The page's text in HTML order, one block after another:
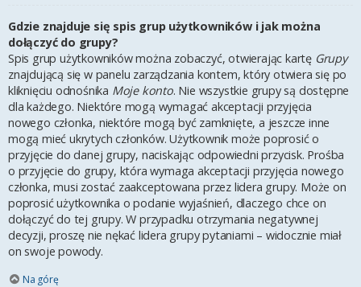
Gdzie znajduje się spis grup użytkowników i jak można
dołączyć do grupy?
Spis grup użytkowników można zobaczyć, otwierając kartę Grupy
znajdującą się w panelu zarządzania kontem, który otwiera się po
kliknięciu odnośnika Moje konto. Nie wszystkie grupy są dostępne
dla każdego. Niektóre mogą wymagać akceptacji przyjęcia
nowego członka, niektóre mogą być zamknięte, a jeszcze inne
mogą mieć ukrytych członków. Użytkownik może poprosić o
przyjęcie do danej grupy, naciskając odpowiedni przycisk. Prośba
o przyjęcie do grupy, która wymaga akceptacji przyjęcia nowego
członka, musi zostać zaakceptowana przez lidera grupy. Może on
poprosić użytkownika o podanie wyjaśnień, dlaczego chce on
dołączyć do tej grupy. W przypadku otrzymania negatywnej
decyzji, proszę nie nękać lidera grupy pytaniami – widocznie miał
on swoje powody.
Na górę